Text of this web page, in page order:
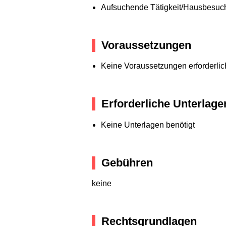
Aufsuchende Tätigkeit/
Voraussetzungen
Keine Voraussetzungen
Erforderliche
Keine Unterlagen benötigt
Gebühren
keine
Rechtsgrundlagen